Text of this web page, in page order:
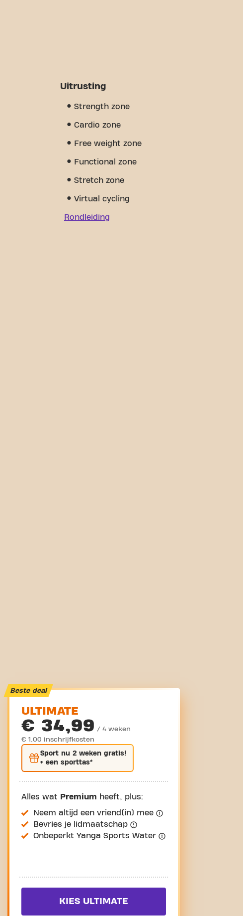
Uitrusting
Strength zone
Cardio zone
Free weight zone
Functional zone
Stretch zone
Virtual cycling
Rondleiding
Beste deal
ULTIMATE
€ 34,99 / 4 weken
€ 1,00 inschrijfkosten
Sport nu 2 weken gratis!
+ een sporttas*
Alles wat Premium heeft, plus:
Neem altijd een vriend(in) mee
Bevries je lidmaatschap
Onbeperkt Yanga Sports Water
KIES ULTIMATE